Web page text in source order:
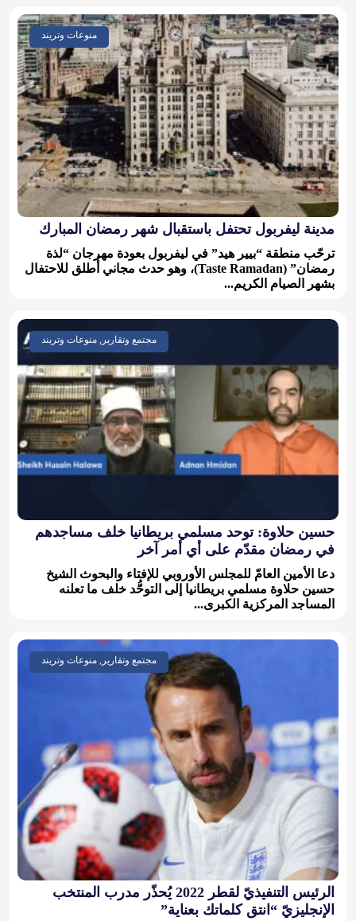
منوعات وتريند
مدينة ليفربول تحتفل باستقبال شهر رمضان المبارك
ترحّب منطقة “بيير هيد” في ليفربول بعودة مهرجان “لذة
رمضان” (Taste Ramadan)، وهو حدث مجاني أُطلق للاحتفال
بشهر الصيام الكريم...
مجتمع وتقارير, منوعات وتريند
حسين حلاوة: توحد مسلمي بريطانيا خلف مساجدهم
في رمضان مقدّم على أي أمر آخر
دعا الأمين العامّ للمجلس الأوروبي للإفتاء والبحوث الشيخ
حسين حلاوة مسلمي بريطانيا إلى التوحُّد خلف ما تعلنه
المساجد المركزية الكبرى...
مجتمع وتقارير, منوعات وتريند
الرئيس التنفيذيّ لقطر 2022 يُحذّر مدرب المنتخب
الإنجليزيّ “انتق كلماتك بعناية”